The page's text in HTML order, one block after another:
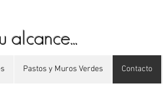
alcance...
Pastos y Muros Verdes Contacto